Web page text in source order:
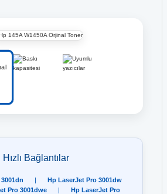
Hızlı Bağlantılar
|
Hp LaserJet Pro 3001dw
Pro 3001dwe |
Hp LaserJet Pro